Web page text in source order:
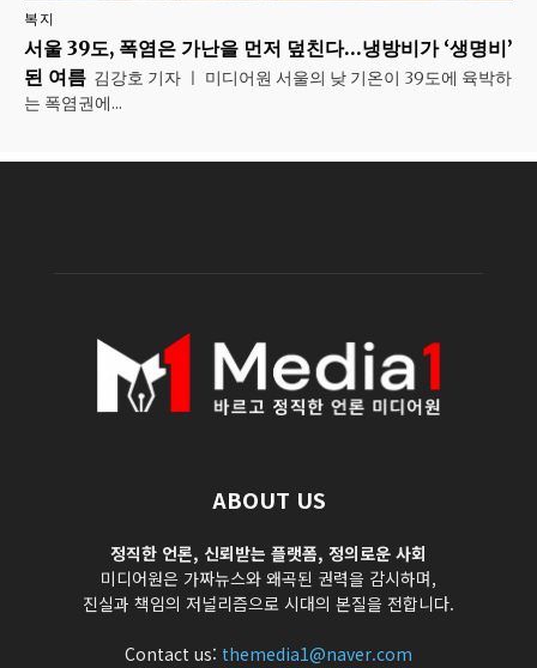
복지
서울 39도, 폭염은 가난을 먼저 덮친다…냉방비가 ‘생명비’
된 여름 김강호 기자 ㅣ 미디어원 서울의 낮 기온이 39도에 육박하
는 폭염권에...
ABOUT US
정직한 언론, 신뢰받는 플랫폼, 정의로운 사회
미디어원은 가짜뉴스와 왜곡된 권력을 감시하며,
진실과 책임의 저널리즘으로 시대의 본질을 전합니다.
Contact us: themedia1@naver.com